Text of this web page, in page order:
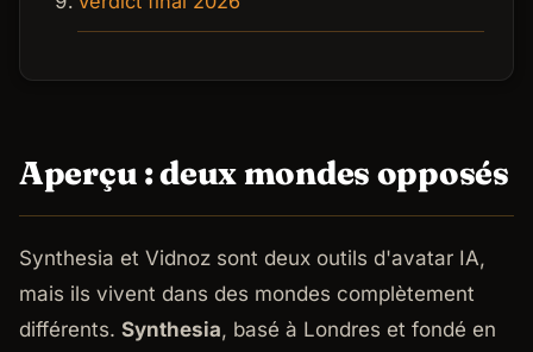
Aperçu : deux mondes opposés
Synthesia et Vidnoz sont deux outils d'avatar IA,
mais ils vivent dans des mondes complètement
différents. Synthesia, basé à Londres et fondé en